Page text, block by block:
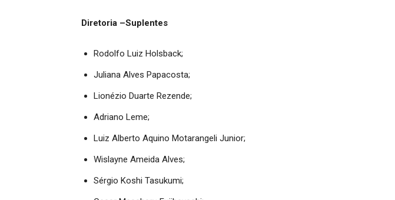
Diretoria –Suplentes
Rodolfo Luiz Holsback;
Juliana Alves Papacosta;
Lionézio Duarte Rezende;
Adriano Leme;
Luiz Alberto Aquino Motarangeli Junior;
Wislayne Ameida Alves;
Sérgio Koshi Tasukumi;